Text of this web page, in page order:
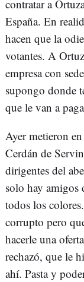
contratar a
España. En
hacen que la
votantes. A
empresa con
supongo donde
que le van a
Ayer metieron
Cerdán de
dirigentes del
solo hay amigos
todos los
corrupto pero
hacerle una
rechazó, que le
ahí. Pasta y